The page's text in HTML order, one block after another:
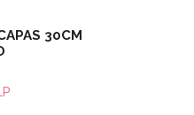
30CM